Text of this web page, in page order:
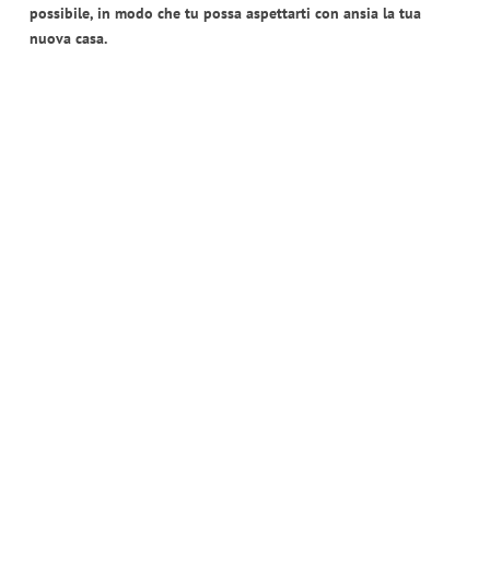
possibile, in modo che tu possa aspettarti con ansia la tua
nuova casa.